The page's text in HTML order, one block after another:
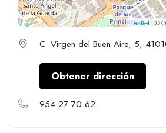
Leaflet | ©
C. Virgen del Buen Aire, 5,
Obtener dirección
954 27 70 62